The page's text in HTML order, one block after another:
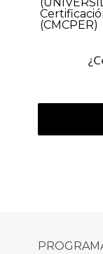
(CMCPER)